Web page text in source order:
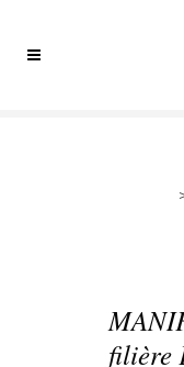
filière